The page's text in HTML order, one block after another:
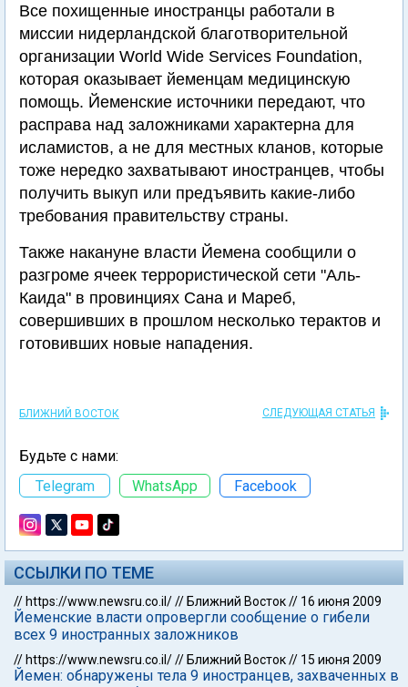
Все похищенные иностранцы работали в
миссии нидерландской благотворительной
организации World Wide Services Foundation,
которая оказывает йеменцам медицинскую
помощь. Йеменские источники передают, что
расправа над заложниками характерна для
исламистов, а не для местных кланов, которые
тоже нередко захватывают иностранцев, чтобы
получить выкуп или предъявить какие-либо
требования правительству страны.
Также накануне власти Йемена сообщили о
разгроме ячеек террористической сети "Аль-
Каида" в провинциях Сана и Мареб,
совершивших в прошлом несколько терактов и
готовивших новые нападения.
БЛИЖНИЙ ВОСТОК СЛЕДУЮЩАЯ СТАТЬЯ
Будьте с нами:
Telegram
WhatsApp Facebook
ССЫЛКИ ПО ТЕМЕ
// https://www.newsru.co.il/// Ближний Восток// 16 июня 2009
Йеменские власти опровергли сообщение о гибели
всех 9 иностранных заложников
// https://www.newsru.co.il/// Ближний Восток// 15 июня 2009
Йемен: обнаружены тела 9 иностранцев, захваченных в